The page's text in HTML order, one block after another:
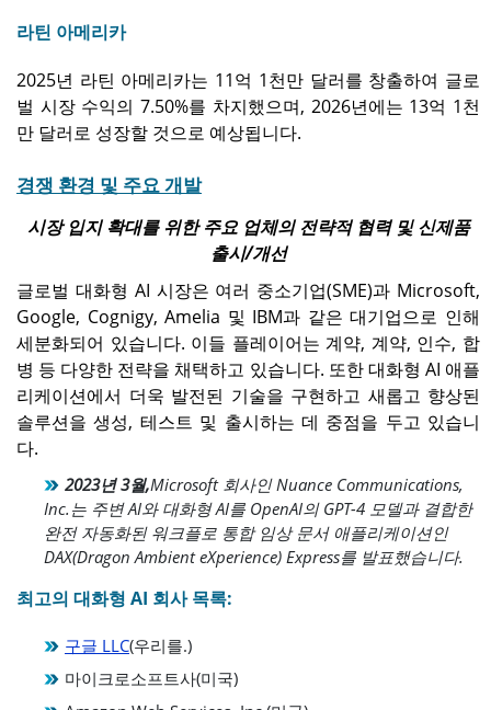
라틴 아메리카
2025년 라틴 아메리카는 11억 1천만 달러를 창출하여 글로
벌 시장 수익의 7.50%를 차지했으며, 2026년에는 13억 1천
만 달러로 성장할 것으로 예상됩니다.
경쟁 환경 및 주요 개발
시장 입지 확대를 위한 주요 업체의 전략적 협력 및 신제품
출시/개선
글로벌 대화형 AI 시장은 여러 중소기업(SME)과 Microsoft,
Google, Cognigy, Amelia 및 IBM과 같은 대기업으로 인해
세분화되어 있습니다. 이들 플레이어는 계약, 계약, 인수, 합
병 등 다양한 전략을 채택하고 있습니다. 또한 대화형 AI 애플
리케이션에서 더욱 발전된 기술을 구현하고 새롭고 향상된
솔루션을 생성, 테스트 및 출시하는 데 중점을 두고 있습니
다.
2023년 3월,Microsoft 회사인 Nuance Communications,
Inc.는 주변 AI와 대화형 AI를 OpenAI의 GPT-4 모델과 결합한
완전 자동화된 워크플로 통합 임상 문서 애플리케이션인
DAX(Dragon Ambient eXperience) Express를 발표했습니다.
최고의 대화형 AI 회사 목록:
구글 LLC(우리를.)
마이크로소프트사(미국)